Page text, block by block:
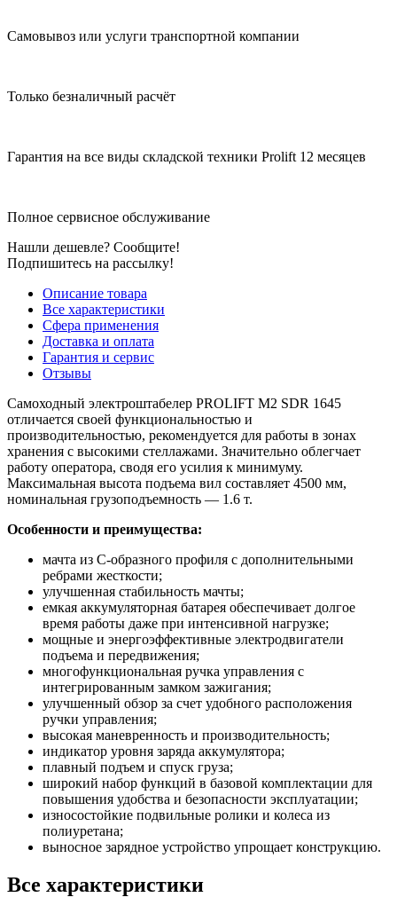
Самовывоз или услуги транспортной компании
Только безналичный расчёт
Гарантия на все виды складской техники Prolift 12 месяцев
Полное сервисное обслуживание
Нашли дешевле? Сообщите!
Подпишитесь на рассылку!
Описание товара
Все характеристики
Сфера применения
Доставка и оплата
Гарантия и сервис
Отзывы
Самоходный электроштабелер PROLIFT M2 SDR 1645
отличается своей функциональностью и
производительностью, рекомендуется для работы в зонах
хранения с высокими стеллажами. Значительно облегчает
работу оператора, сводя его усилия к минимуму.
Максимальная высота подъема вил составляет 4500 мм,
номинальная грузоподъемность — 1.6 т.
Особенности и преимущества:
мачта из С-образного профиля с дополнительными
ребрами жесткости;
улучшенная стабильность мачты;
емкая аккумуляторная батарея обеспечивает долгое
время работы даже при интенсивной нагрузке;
мощные и энергоэффективные электродвигатели
подъема и передвижения;
многофункциональная ручка управления с
интегрированным замком зажигания;
улучшенный обзор за счет удобного расположения
ручки управления;
высокая маневренность и производительность;
индикатор уровня заряда аккумулятора;
плавный подъем и спуск груза;
широкий набор функций в базовой комплектации для
повышения удобства и безопасности эксплуатации;
износостойкие подвильные ролики и колеса из
полиуретана;
выносное зарядное устройство упрощает конструкцию.
Все характеристики